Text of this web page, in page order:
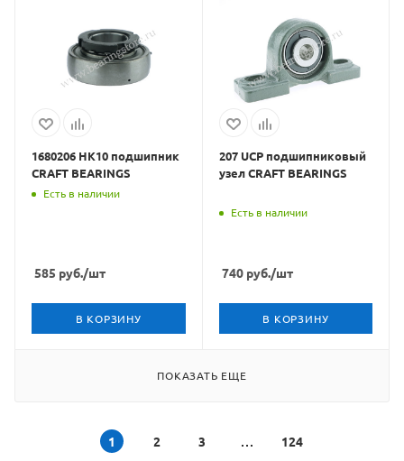
1680206 HK10 подшипник
CRAFT BEARINGS
Есть в наличии
585 руб./шт
В КОРЗИНУ
207 UCP подшипниковый
узел CRAFT BEARINGS
Есть в наличии
740руб./шт
В КОРЗИНУ
ПОКАЗАТЬ ЕЩЕ
1 2 3 124